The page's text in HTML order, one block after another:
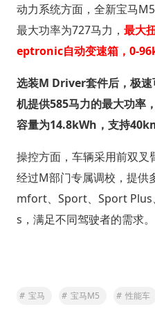
动力系统方面，全新宝马
最大功率为727马力， 最大
eptronic自动变速箱，0-
选装M Driver套件后，极
机提供585马力的最大功率
容量为14.8kWh，支持
操控方面，车辆采用前双叉
经过M部门专属调校，提供
mfort、Sport、Sport
s，满足不同驾驶者的需求。
# 宝马 # 宝马M5 # 性能车